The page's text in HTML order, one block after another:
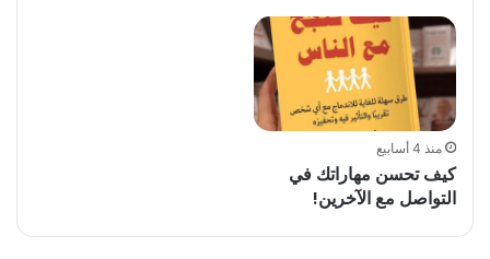
منذ 4 أسابيع
كيف تحسن مهاراتك في
التواصل مع الآخرين!